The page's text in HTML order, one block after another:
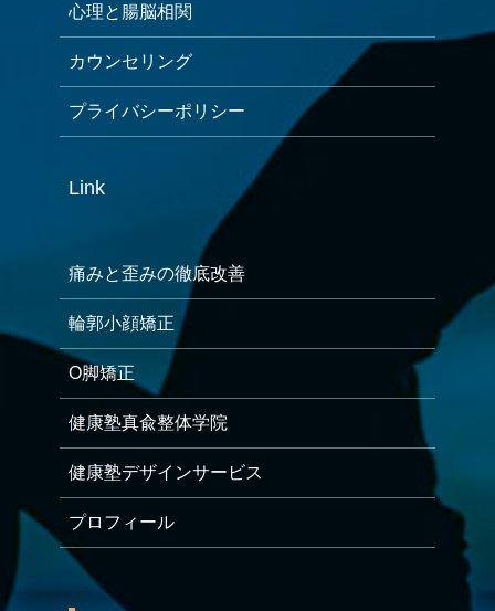
心理と腸脳相関
カウンセリング
プライバシーポリシー
Link
痛みと歪みの徹底改善
輪郭小顔矯正
O脚矯正
健康塾真兪整体学院
健康塾デザインサービス
プロフィール